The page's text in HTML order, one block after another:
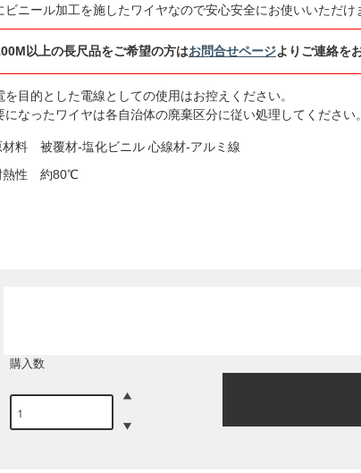
ビニール加工を施したワイヤなので安心安全にお使いいただけ
以上の長尺品をご希望の方はお問合せページよりご連絡を
目的とした電線としての使用はお控えください。
なったワイヤは各自治体の廃棄区分に従い処理してください。
材料 被覆材-塩化ビニル 心線材-アルミ線
熱性 約80℃
購入数